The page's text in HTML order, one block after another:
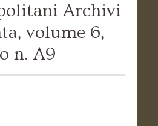
Archivi
volume 6,
n. A9